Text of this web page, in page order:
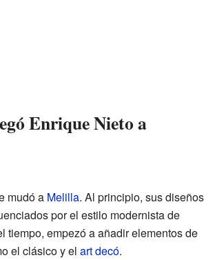
Enrique Nieto a
mudó a Melilla. Al principio, sus diseños
por el estilo modernista de
tiempo, empezó a añadir elementos de
el clásico y el art decó.